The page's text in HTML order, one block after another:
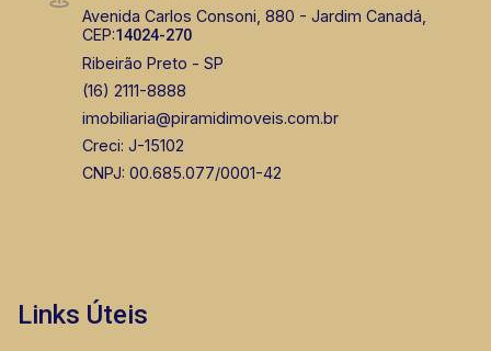
Avenida Carlos Consoni, 880 - Jardim Canadá,
CEP:14024-270
Ribeirão Preto - SP
(16) 2111-8888
imobiliaria@piramidimoveis.com.br
Creci: J-15102
CNPJ: 00.685.077/0001-42
Links Úteis